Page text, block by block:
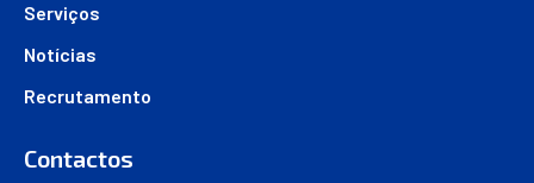
Serviços
Notícias
Recrutamento
Contactos